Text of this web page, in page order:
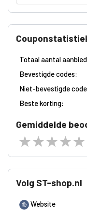
Totaal aantal
Bevestigde codes:
Niet-bevestigde
Beste korting:
Gemiddelde
Volg ST-shop.nl
Website